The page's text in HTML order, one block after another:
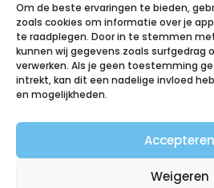
Om de beste ervaringen te bieden,
zoals cookies om informatie over je
te raadplegen. Door in te stemmen
kunnen wij gegevens zoals surfgedrag
verwerken. Als je geen toestemming
intrekt, kan dit een nadelige invloed
en mogelijkheden.
Accepteren
Weigeren
Nieuws
Over ons
Contact
Inloggen
Vacatures